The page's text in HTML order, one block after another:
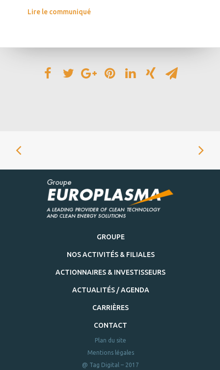
Lire le communiqué
GROUPE
NOS ACTIVITÉS & FILIALES
ACTIONNAIRES & INVESTISSEURS
ACTUALITÉS / AGENDA
CARRIÈRES
CONTACT
Plan du site
Mentions légales
@ Tag Digital – 2017